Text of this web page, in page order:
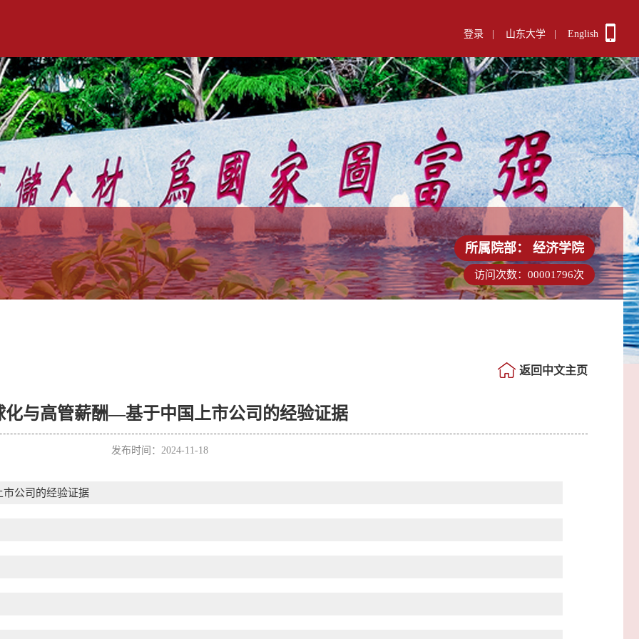
登录 山东大学 English
所属院部： 经济学院
访问次数： 00001796次
返回中文主页
化与高管薪酬—基于中国上市公司的经验证据
发布时间：2024-11-18
公司的经验证据